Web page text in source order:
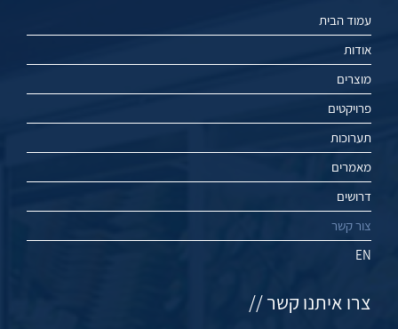
עמוד הבית
אודות
מוצרים
פרויקטים
תערוכות
מאמרים
דרושים
צור קשר
EN
צרו איתנו קשר //